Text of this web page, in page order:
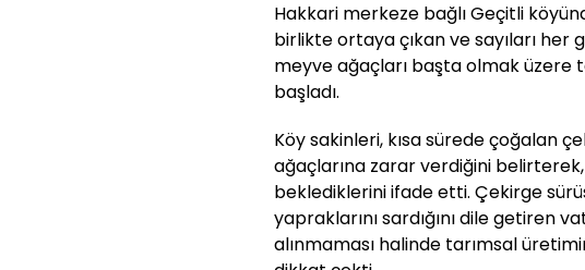
Hakkari merkeze bağlı Geçitli
birlikte ortaya çıkan ve sayıları
meyve ağaçları başta olmak üzere
başladı.
Köy sakinleri, kısa sürede çoğalan
ağaçlarına zarar verdiğini
beklediklerini ifade etti. Çekirge
yapraklarını sardığını dile getiren
alınmaması halinde tarımsal